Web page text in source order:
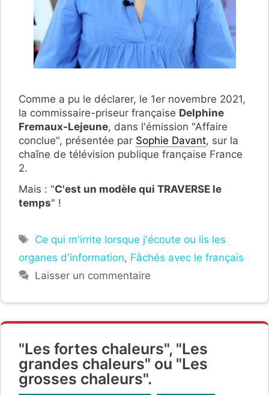
Comme a pu le déclarer, le 1er novembre 2021,
la commissaire-priseur française Delphine
Fremaux-Lejeune, dans l'émission "Affaire
conclue", présentée par Sophie Davant, sur la
chaîne de télévision publique française France
2.
Mais : "C'est un modèle qui TRAVERSE le
temps" !
Étiquettes
Ce qui m'irrite lorsque j'écoute ou lis les
organes d'information, Fâchés avec le français
Laisser un commentaire
"Les fortes chaleurs", "Les
grandes chaleurs" ou "Les
grosses chaleurs".